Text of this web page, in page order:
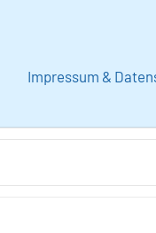
Impressum &